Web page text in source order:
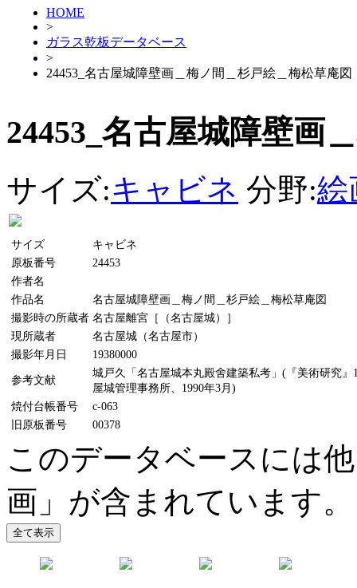
HOME
>
ガラス乾板データベース
>
24453_名古屋城障壁画＿梅ノ間＿杉戸絵＿梅松草庵図
24453_名古屋城障壁画
サイズ:キャビネ 分野:絵
サイズ
キャビネ
原板番号
24453
作者名
作品名
名古屋城障壁画＿梅ノ間＿杉戸絵＿梅松草庵図
撮影時の所蔵者 名古屋離宮［（名古屋城）］
現所蔵者
名古屋城（名古屋市）
撮影年月日
19380000
参考文献
城戸久「名古屋城本丸殿舍建築私考」(『美術研究
屋城管理事務所、1990年3月)
焼付台帳番号
c-063
旧原板番号
00378
このデータベースには
画」が含まれています。